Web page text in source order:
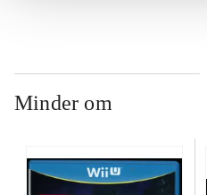
Minder om